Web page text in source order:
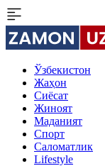
Ўзбекистон
Жаҳон
Сиёсат
Жиноят
Маданият
Спорт
Cаломатлик
Lifestyle